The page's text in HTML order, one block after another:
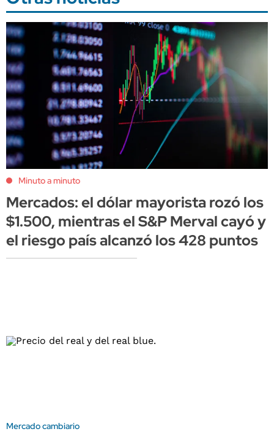
Minuto a minuto
Mercados: el dólar mayorista rozó los
$1.500, mientras el S&P Merval cayó y
el riesgo país alcanzó los 428 puntos
Mercado cambiario